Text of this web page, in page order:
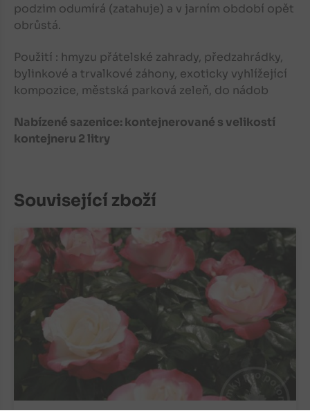
podzim odumírá (zatahuje) a v jarním období opět
obrůstá.
Použití : hmyzu přátelské zahrady, předzahrádky,
bylinkové a trvalkové záhony, exoticky vyhlížející
kompozice, městská parková zeleň, do nádob
Nabízené sazenice: kontejnerované s velikostí
kontejneru 2 litry
Související zboží